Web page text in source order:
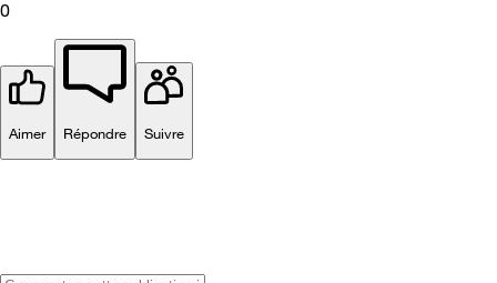
0
Aimer Répondre Suivre